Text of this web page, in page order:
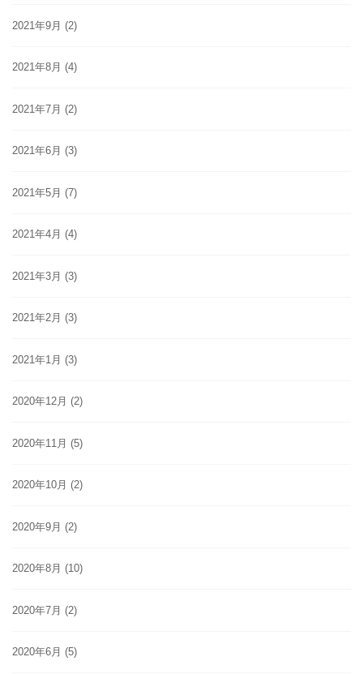
2021年9月 (2)
2021年8月 (4)
2021年7月 (2)
2021年6月 (3)
2021年5月 (7)
2021年4月 (4)
2021年3月 (3)
2021年2月 (3)
2021年1月 (3)
2020年12月 (2)
2020年11月 (5)
2020年10月 (2)
2020年9月 (2)
2020年8月 (10)
2020年7月 (2)
2020年6月 (5)